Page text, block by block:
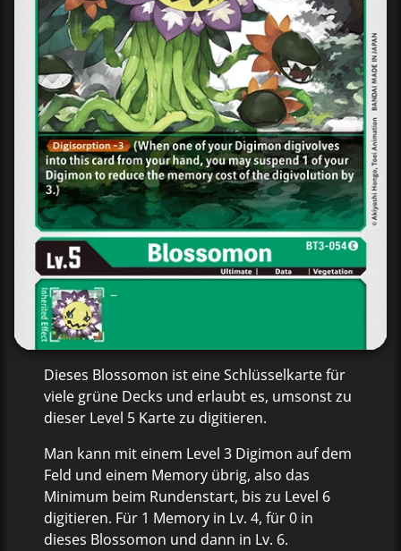
Dieses Blossomon ist eine Schlüsselkarte für
viele grüne Decks und erlaubt es, umsonst zu
dieser Level 5 Karte zu digitieren.
Man kann mit einem Level 3 Digimon auf dem
Feld und einem Memory übrig, also das
Minimum beim Rundenstart, bis zu Level 6
digitieren. Für 1 Memory in Lv. 4, für 0 in
dieses Blossomon und dann in Lv. 6.